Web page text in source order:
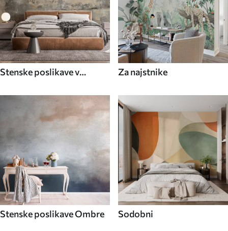
Stenske poslikave v
Za najstnike
Stenske poslikave Ombre Sodobni